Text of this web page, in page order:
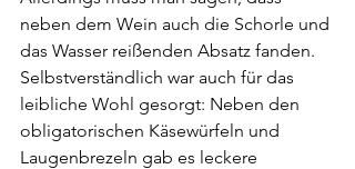
neben dem Wein auch die Schorle und
das Wasser reißenden Absatz fanden.
Selbstverständlich war auch für das
leibliche Wohl gesorgt: Neben den
obligatorischen Käsewürfeln und
Laugenbrezeln gab es leckere